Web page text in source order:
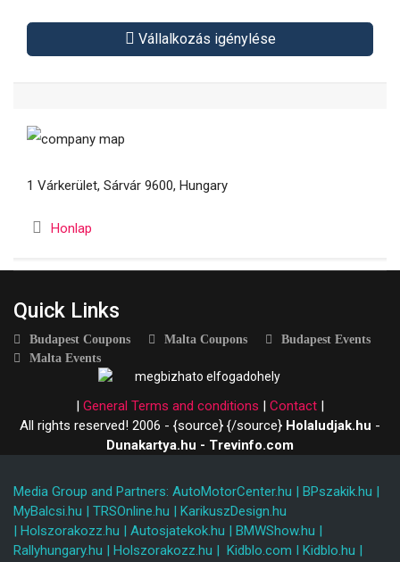
Vállalkozás igénylése
1 Várkerület, Sárvár 9600, Hungary
Honlap
Quick Links
Budapest Coupons Malta Coupons
Budapest Events
Malta Events
| General Terms and conditions | Contact |
All rights reserved! 2006 - {source} {/source} Holaludjak.hu -
Dunakartya.hu - Trevinfo.com
Media Group and Partners: AutoMotorCenter.hu | BPszakik.hu |
MyBalcsi.hu | TRSOnline.hu | KarikuszDesign.hu
| Holszorakozz.hu | Autosjatekok.hu | BMWShow.hu |
Rallyhungary.hu | Holszorakozz.hu | Kidblo.com I Kidblo.hu |